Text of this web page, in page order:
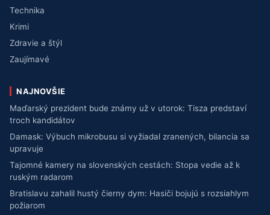
Technika
Krimi
Zdravie a štýl
Zaujímavé
NAJNOVŠIE
Maďarský prezident bude známy už v utorok: Tisza predstaví
troch kandidátov
Damask: Výbuch mikrobusu si vyžiadal zranených, bilancia sa
upravuje
Tajomné kamery na slovenských cestách: Stopa vedie až k
ruským radarom
Bratislavu zahalil hustý čierny dym: Hasiči bojujú s rozsiahlym
požiarom